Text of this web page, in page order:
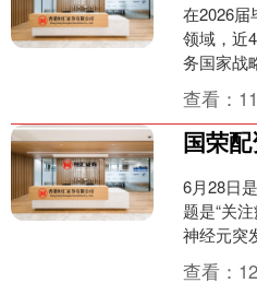
在2026届
领域，近
务国家战
头部企业
343....
查看：
6月28日
题是“关
神经元突
疾病。
身、站立
查看：